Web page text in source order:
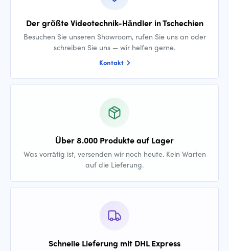
Der größte Videotechnik-Händler in Tschechien
Besuchen Sie unseren Showroom, rufen Sie uns an oder
schreiben Sie uns — wir helfen gerne.
Kontakt
Über 8.000 Produkte auf Lager
Was vorrätig ist, versenden wir noch heute. Kein Warten
auf die Lieferung.
Schnelle Lieferung mit DHL Express